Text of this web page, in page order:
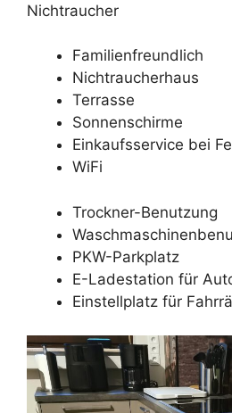
Nichtraucher
Familienfreundlich
Nichtraucherhaus
Terrasse
Sonnenschirme
Einkaufsservice bei
WiFi
Trockner-Benutzung
PKW-Parkplatz
E-Ladestation für
Einstellplatz für